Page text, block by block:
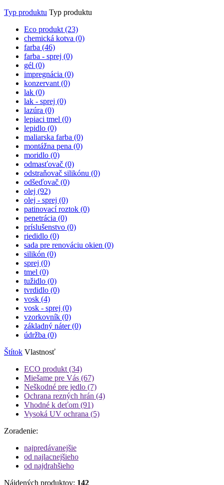
Typ produktu Typ produktu
Eco produkt (23)
chemická kotva (0)
farba (46)
farba - sprej (0)
gél (0)
impregnácia (0)
konzervant (0)
lak (0)
lak - sprej (0)
lazúra (0)
lepiaci tmel (0)
lepidlo (0)
maliarska farba (0)
montážna pena (0)
moridlo (0)
odmasťovač (0)
odstraňovač silikónu (0)
odšeďovač (0)
olej (92)
olej - sprej (0)
patinovací roztok (0)
penetrácia (0)
príslušenstvo (0)
riedidlo (0)
sada pre renováciu okien (0)
silikón (0)
sprej (0)
tmel (0)
tužidlo (0)
tvrdidlo (0)
vosk (4)
vosk - sprej (0)
vzorkovník (0)
základný náter (0)
údržba (0)
Štítok Vlastnosť
ECO produkt (34)
Miešame pre Vás (67)
Neškodné pre jedlo (7)
Ochrana rezných hrán (4)
Vhodné k deťom (91)
Vysoká UV ochrana (5)
Zoradenie:
najpredávanejšie
od najlacnejšieho
od najdrahšieho
Nájdených produktov: 142